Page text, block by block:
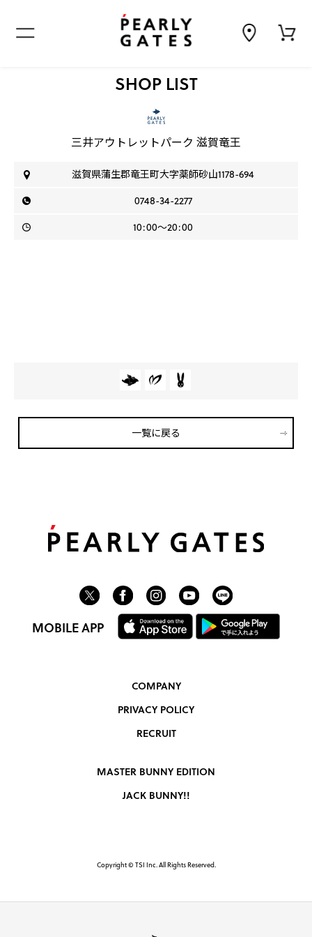
SHOP LIST
三井アウトレットパーク 滋賀竜王
滋賀県蒲生郡竜王町大字薬師砂山1178-694
0748-34-2277
10:00〜20:00
一覧に戻る
MOBILE APP
COMPANY
PRIVACY POLICY
RECRUIT
MASTER BUNNY EDITION
JACK BUNNY!!
Copyright © TSI Inc. All Rights Reserved.